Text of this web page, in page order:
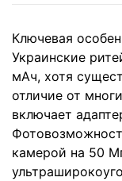
Ключевая
Украинские
мАч, хотя
отличие от
включает
камерой на 50